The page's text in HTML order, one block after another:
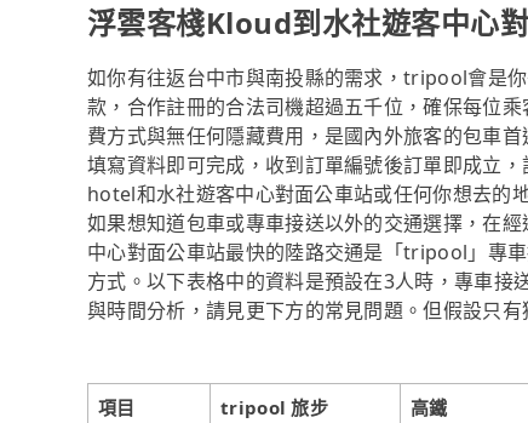
浮雲客棧Kloud到水社遊客中心
如你有往返台中市與南投縣的需求，tripool會是
款，合作註冊的合法司機超過五千位，確保每位
費方式與無任何隱藏費用，是國內外旅客的包車
填寫資料即可完成，收到訂單編號後訂單即成立
hotel和水社遊客中心對面公車站或任何你想去的
如果想知道包車或專車接送以外的交通選擇，在
中心對面公車站最快的陸路交通是「tripool」專
方式。以下表格中的資料是預設在3人時，專車
與時間分析，請見更下方的常見問題。但假設只
項目 tripool 旅步 高鐵